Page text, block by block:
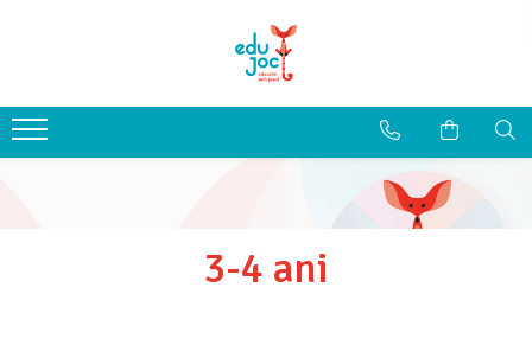
1-2 ani
3-4 ani
3-4 ani